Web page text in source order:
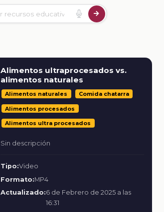
Alimentos ultraprocesados vs.
alimentos naturales
Alimentos naturales Comida chatarra
Alimentos procesados
Alimentos ultra procesados
Sin descripción
Tipo:Video
Formato:MP4
Actualizado:6 de Febrero de 2025 a las
16:31